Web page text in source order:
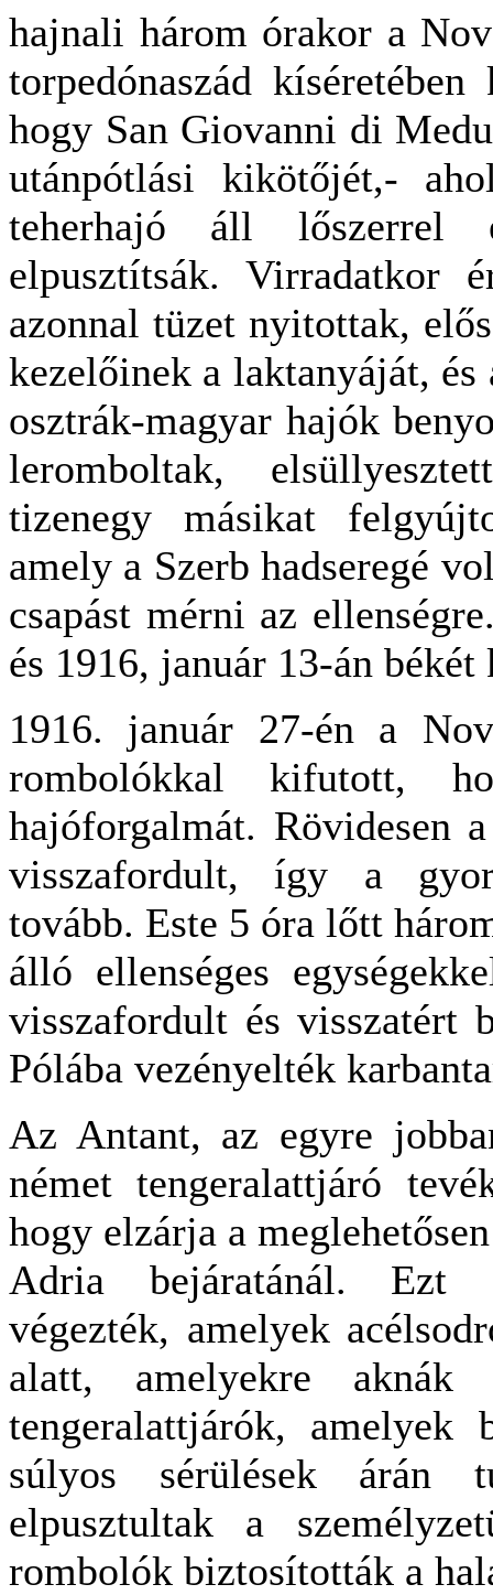
hajnali három órakor a
torpedónaszád
hogy San Giovanni di
utánpótlási kikötőjét,-
teherhajó áll lőszerrel
elpusztítsák. Virradatkor
azonnal tüzet nyitottak,
kezelőinek a laktanyáját,
osztrák-magyar hajók
leromboltak,
tizenegy másikat
amely a Szerb hadseregé
csapást mérni az
és 1916, január 13-án békét
1916. január 27-én a
rombolókkal kifutott,
hajóforgalmát. Rövidesen
visszafordult, így a
tovább. Este 5 óra lőtt
álló ellenséges
visszafordult és visszatért
Pólába vezényelték
Az Antant, az egyre
német tengeralattjáró
hogy elzárja a
Adria bejáratánál. Ezt
végezték, amelyek
alatt, amelyekre
tengeralattjárók, amelyek
súlyos sérülések árán
elpusztultak a
rombolók biztosították a